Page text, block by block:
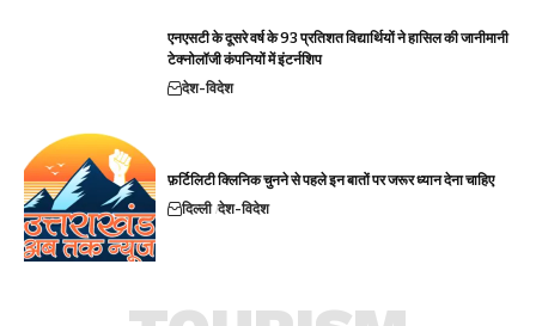
एनएसटी के दूसरे वर्ष के 93 प्रतिशत विद्यार्थियों ने हासिल की जानीमानी
टेक्नोलॉजी कंपनियों में इंटर्नशिप
देश-विदेश
फ़र्टिलिटी क्लिनिक चुनने से पहले इन बातों पर जरूर ध्यान देना चाहिए
दिल्ली देश-विदेश